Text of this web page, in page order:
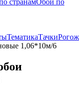
странамОбои по
ТематикаТачки
1,06*10м/6